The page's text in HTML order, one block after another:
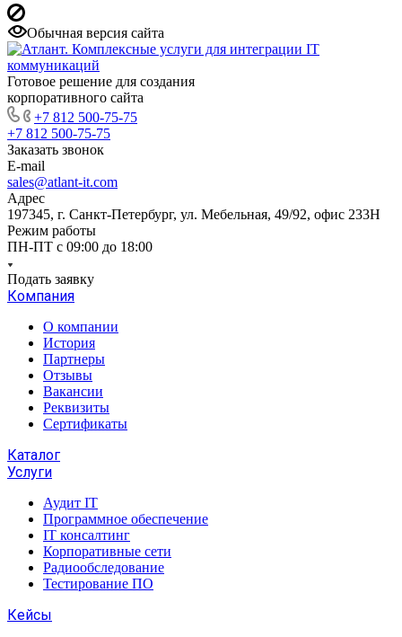
Обычная версия сайта
Готовое решение для создания
корпоративного сайта
+7 812 500-75-75
+7 812 500-75-75
Заказать звонок
E-mail
sales@atlant-it.com
Адрес
197345, г. Санкт-Петербург, ул. Мебельная, 49/92, офис 233Н
Режим работы
ПН-ПТ с 09:00 до 18:00
Подать заявку
Компания
О компании
История
Партнеры
Отзывы
Вакансии
Реквизиты
Сертификаты
Каталог
Услуги
Аудит IT
Программное обеспечение
IT консалтинг
Корпоративные сети
Радиообследование
Тестирование ПО
Кейсы